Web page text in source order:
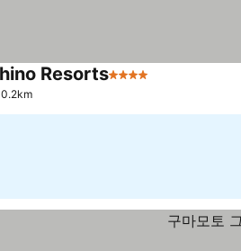
Resorts4 성급
0.2km